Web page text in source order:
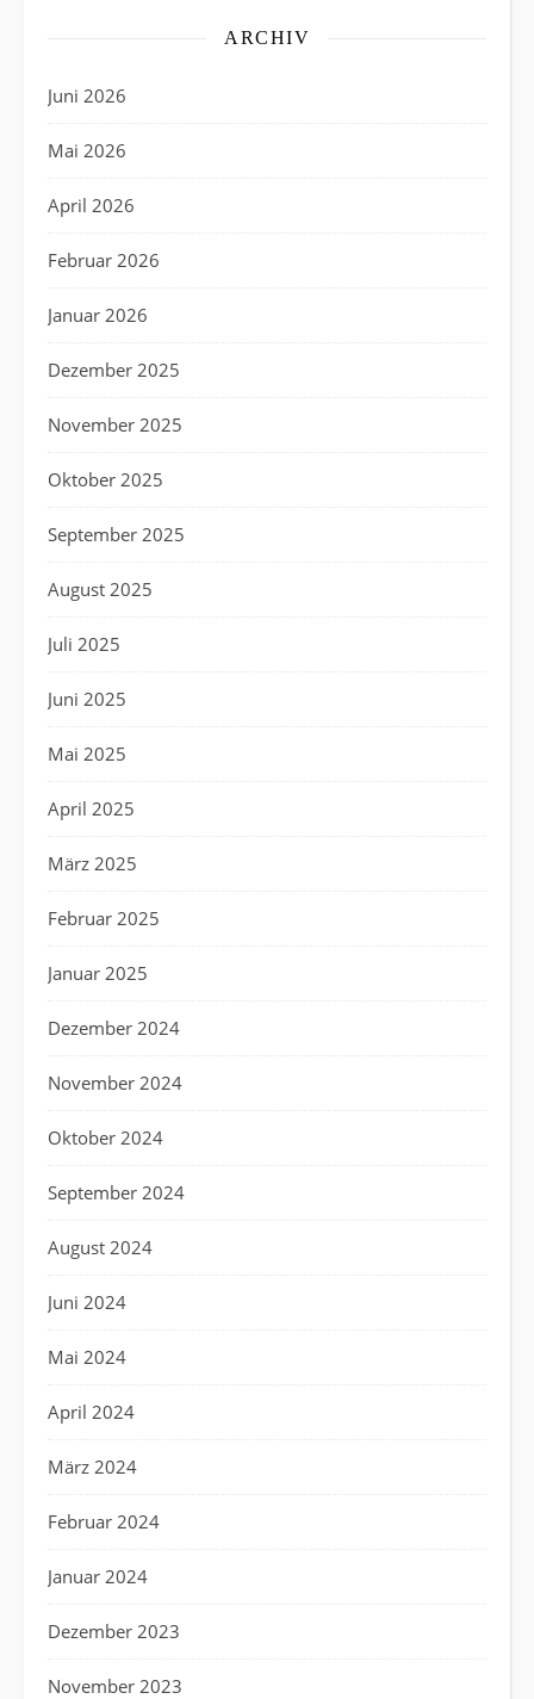
ARCHIV
Juni 2026
Mai 2026
April 2026
Februar 2026
Januar 2026
Dezember 2025
November 2025
Oktober 2025
September 2025
August 2025
Juli 2025
Juni 2025
Mai 2025
April 2025
März 2025
Februar 2025
Januar 2025
Dezember 2024
November 2024
Oktober 2024
September 2024
August 2024
Juni 2024
Mai 2024
April 2024
März 2024
Februar 2024
Januar 2024
Dezember 2023
November 2023